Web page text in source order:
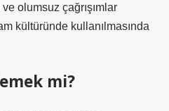
olumsuz çağrışımlar
kültüründe kullanılmasında
mi?